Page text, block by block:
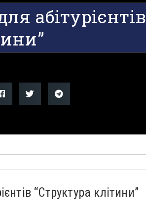
абітурієнтів
“Структура клітини”